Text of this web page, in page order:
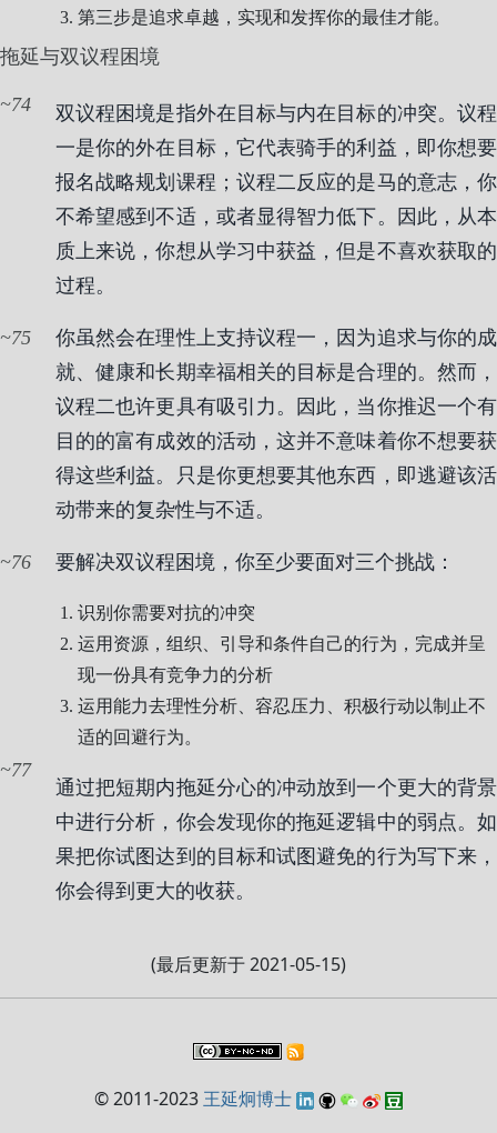
第三步是追求卓越，实现和发挥你的最佳才能。
拖延与双议程困境
74
双议程困境是指外在目标与内在目标的冲突。议程
一是你的外在目标，它代表骑手的利益，即你想要
报名战略规划课程；议程二反应的是马的意志，你
不希望感到不适，或者显得智力低下。因此，从本
质上来说，你想从学习中获益，但是不喜欢获取的
过程。
75
你虽然会在理性上支持议程一，因为追求与你的成
就、健康和长期幸福相关的目标是合理的。然而，
议程二也许更具有吸引力。因此，当你推迟一个有
目的的富有成效的活动，这并不意味着你不想要获
得这些利益。只是你更想要其他东西，即逃避该活
动带来的复杂性与不适。
76 要解决双议程困境，你至少要面对三个挑战：
识别你需要对抗的冲突
运用资源，组织、引导和条件自己的行为，完成并呈
现一份具有竞争力的分析
运用能力去理性分析、容忍压力、积极行动以制止不
适的回避行为。
77
通过把短期内拖延分心的冲动放到一个更大的背景
中进行分析，你会发现你的拖延逻辑中的弱点。如
果把你试图达到的目标和试图避免的行为写下来，
你会得到更大的收获。
(最后更新于 2021-05-15)
© 2011-2023 王延炯博士